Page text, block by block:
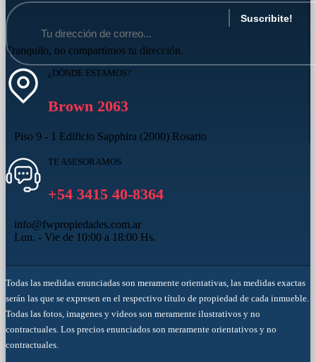
Tranquilo, no compartimos tu dirección.
¿DÓNDE ESTAMOS?
Brown 2063
Piso 9 - 1 Edificio Sapphira (2000) Rosario
TE ASESORAMOS
+54 3415 40-8364
info@fwpropiedades.com.ar
Lun. - Vie de 10:00 a 18:00 Hs.
Todas las medidas enunciadas son meramente orientativas, las medidas exactas
serán las que se expresen en el respectivo título de propiedad de cada inmueble.
Todas las fotos, imagenes y videos son meramente ilustrativos y no
contractuales. Los precios enunciados son meramente orientativos y no
contractuales.